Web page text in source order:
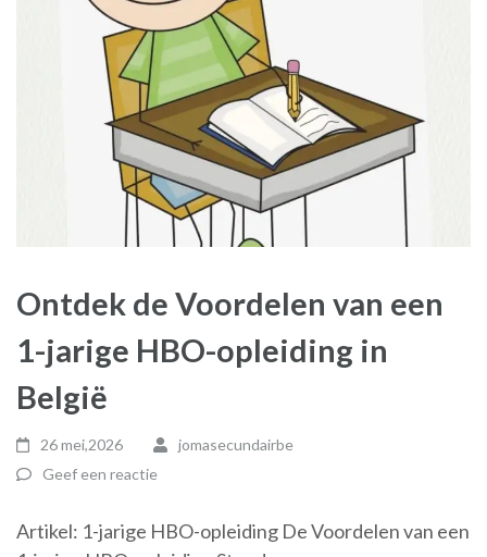
Ontdek de Voordelen van een
1-jarige HBO-opleiding in
België
26 mei,2026
jomasecundairbe
Geef een reactie
Artikel: 1-jarige HBO-opleiding De Voordelen van een